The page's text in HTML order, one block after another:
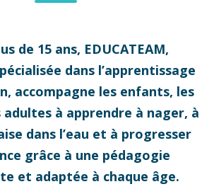
de 15 ans, EDUCATEAM,
dans l’apprentissage
accompagne les enfants, les
à apprendre à nager, à
dans l’eau et à progresser
grâce à une pédagogie
et adaptée à chaque âge.